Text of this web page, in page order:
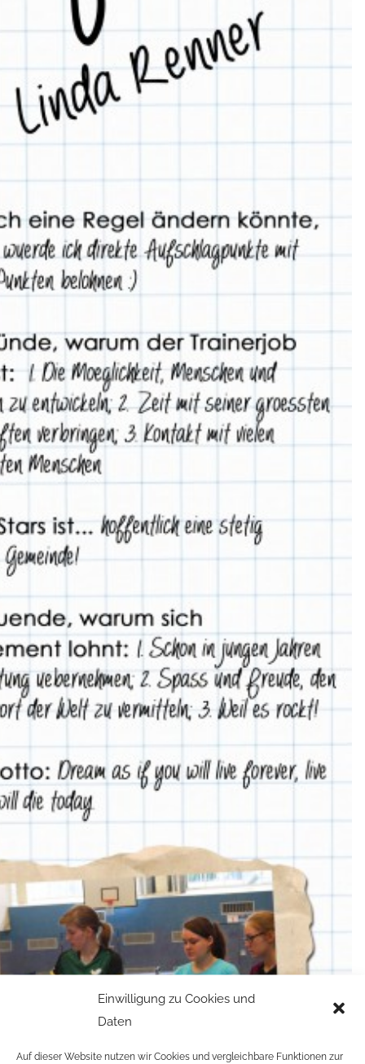
Einwilligung zu Cookies und
Daten
Auf dieser Website nutzen wir Cookies und vergleichbare Funktionen zur